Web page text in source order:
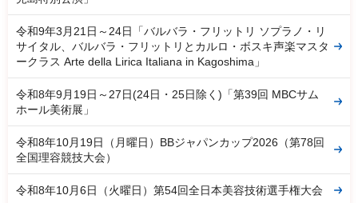
令和9年3月21日～24日「バルバラ・フリットリ ソプラノ・リ
サイタル、バルバラ・フリットリとカルロ・ボスキ声楽マスタ
ークラス Arte della Lirica Italiana in Kagoshima」
令和8年9月19日～27日(24日・25日除く)「第39回 MBCサム
ホール美術展」
令和8年10月19日（月曜日）BBジャパンカップ2026（第78回
全国理容競技大会）
令和8年10月6日（火曜日）第54回全日本美容技術選手権大会